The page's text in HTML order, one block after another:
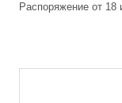
Распоряжение от